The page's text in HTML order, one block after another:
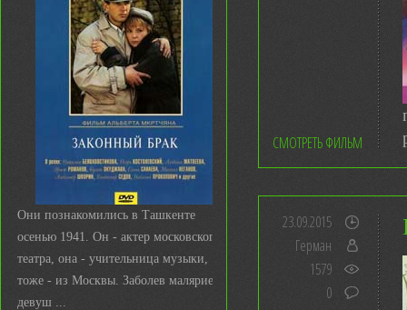
Они познакомились в Ташкенте
осенью 1941. Он - актер московского
театра, она - учительница музыки,
тоже - из Москвы. Заболев малярией,
девуш ...
СМОТРЕТЬ ФИЛЬМ
23.09.2015
Герман
1579
0